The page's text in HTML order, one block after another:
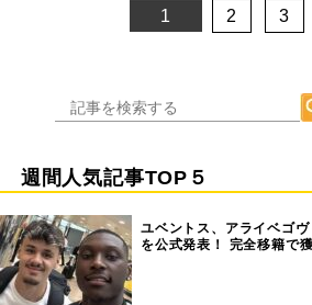
1 2 3
週間人気記事TOP５
ユベントス、アライベゴ
を公式発表！ 完全移籍で